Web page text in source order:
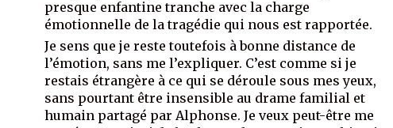
presque enfantine tranche avec la charge
émotionnelle de la tragédie qui nous est rapportée.
Je sens que je reste toutefois à bonne distance de
l’émotion, sans me l’expliquer. C’est comme si je
restais étrangère à ce qui se déroule sous mes yeux,
sans pourtant être insensible au drame familial et
humain partagé par Alphonse. Je veux peut-être me